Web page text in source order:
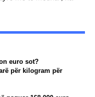
euro sot?
për kilogram për